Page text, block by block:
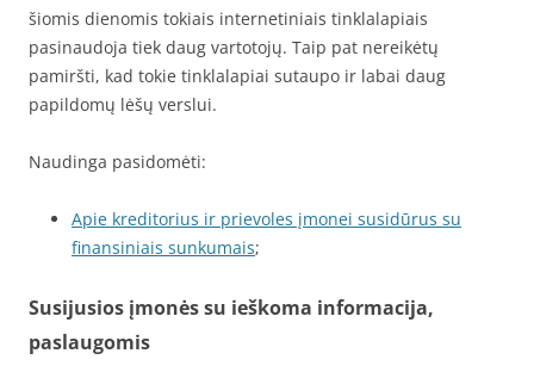
šiomis dienomis tokiais internetiniais tinklalapiais
pasinaudoja tiek daug vartotojų. Taip pat nereikėtų
pamiršti, kad tokie tinklalapiai sutaupo ir labai daug
papildomų lėšų verslui.
Naudinga pasidomėti:
Apie kreditorius ir prievoles įmonei susidūrus su
finansiniais sunkumais;
Susijusios įmonės su ieškoma informacija,
paslaugomis